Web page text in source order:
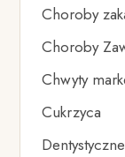
Choroby
Choroby
Chwyty
Cukrzyca